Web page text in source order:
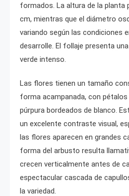
formados. La altura de la planta
cm, mientras que el diámetro
variando según las condiciones
desarrolle. El follaje presenta
verde intenso.
Las flores tienen un tamaño
forma acampanada, con
púrpura bordeados de blanco.
un excelente contraste visual,
las flores aparecen en grandes
forma del arbusto resulta
crecen verticalmente antes de
espectacular cascada de
la variedad.